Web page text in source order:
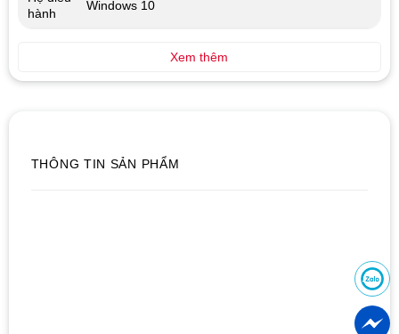
THÔNG TIN SẢN PHẨM
hành
Windows 10
Xem thêm